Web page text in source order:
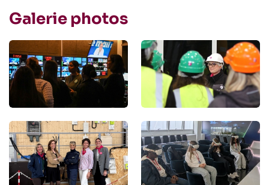
Galerie photos